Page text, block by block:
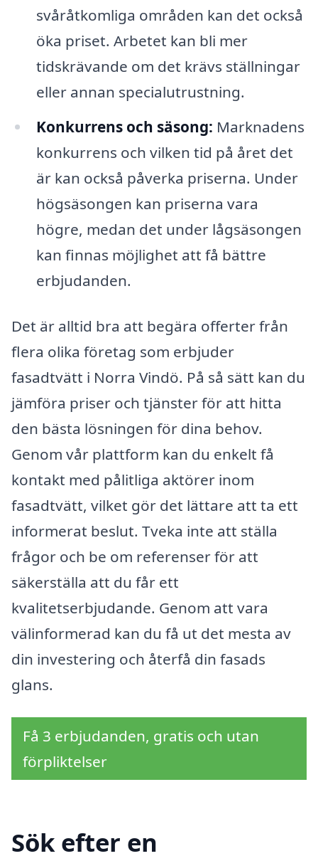
svåråtkomliga områden kan det också
öka priset. Arbetet kan bli mer
tidskrävande om det krävs ställningar
eller annan specialutrustning.
Konkurrens och säsong: Marknadens
konkurrens och vilken tid på året det
är kan också påverka priserna. Under
högsäsongen kan priserna vara
högre, medan det under lågsäsongen
kan finnas möjlighet att få bättre
erbjudanden.
Det är alltid bra att begära offerter från
flera olika företag som erbjuder
fasadtvätt i Norra Vindö. På så sätt kan du
jämföra priser och tjänster för att hitta
den bästa lösningen för dina behov.
Genom vår plattform kan du enkelt få
kontakt med pålitliga aktörer inom
fasadtvätt, vilket gör det lättare att ta ett
informerat beslut. Tveka inte att ställa
frågor och be om referenser för att
säkerställa att du får ett
kvalitetserbjudande. Genom att vara
välinformerad kan du få ut det mesta av
din investering och återfå din fasads
glans.
Få 3 erbjudanden, gratis och utan
förpliktelser
Sök efter en